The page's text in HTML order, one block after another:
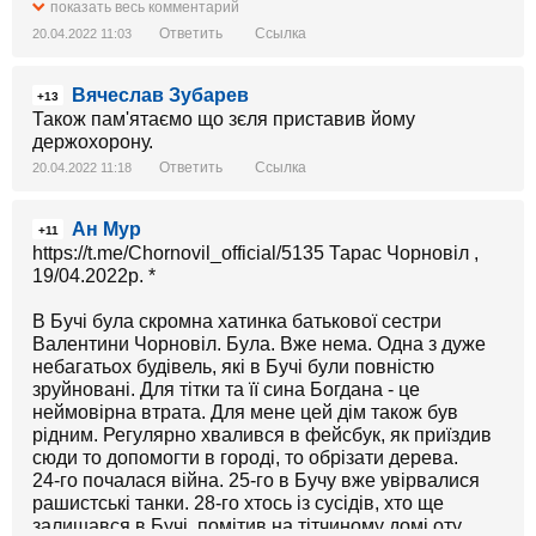
розвідка ще напочатку лютого через західні змі. А
тим у кого коротка пам'ять, я нагадаю, що рашисту
фашист - татаров. Так що думайТЕ!
показать весь комментарий
20.04.2022 11:03 Ответить Ссылка
+13
Вячеслав Зубарев
Також пам'ятаємо що зєля приставив йому
держохорону.
20.04.2022 11:18 Ответить Ссылка
+11
Ан Мур
https://t.me/Chornovil_official/5135 Тарас Чорновіл ,
19/04.2022р. *
В Бучі була скромна хатинка батькової сестри
Валентини Чорновіл. Була. Вже нема. Одна з дуже
небагатьох будівель, які в Бучі були повністю
зруйновані. Для тітки та її сина Богдана - це
неймовірна втрата. Для мене цей дім також був
рідним. Регулярно хвалився в фейсбук, як приїздив
сюди то допомогти в городі, то обрізати дерева.
24-го почалася війна. 25-го в Бучу вже увірвалися
рашистські танки. 28-го хтось із сусідів, хто ще
залишався в Бучі, помітив на тітчиному домі оту